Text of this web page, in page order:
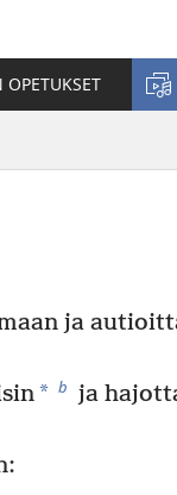
OPETUKSET
ja
* b ja